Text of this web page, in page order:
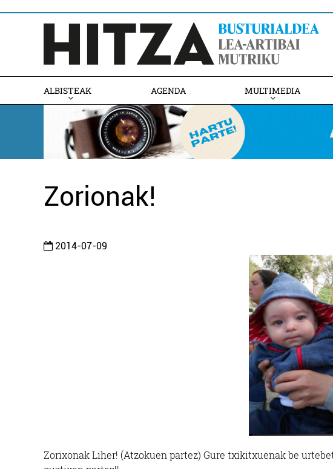
ALBISTEAK AGENDA MULTIMEDIA
Zorionak!
2014-07-09
Zorixonak Liher! (Atzokuen partez) Gure txikitxuenak be